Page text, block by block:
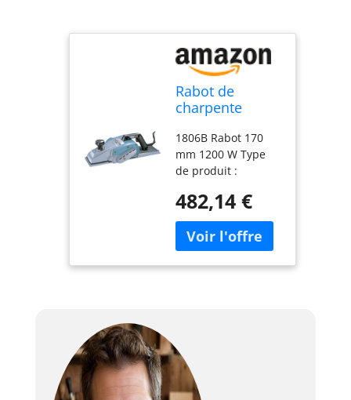
Rabot de
charpente
170 mm -
MAKITA 1806B
1806B Rabot 170
mm 1200 W Type
de produit :
Marque: MAKITA
FRANCE
482,14 €